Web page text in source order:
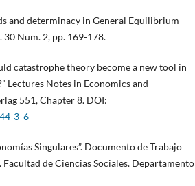
and determinacy in General Equilibrium
30 Num. 2, pp. 169-178.
catastrophe theory become a new tool in
Lectures Notes in Economics and
551, Chapter 8. DOI:
3_6
Singulares”. Documento de Trabajo
de Ciencias Sociales. Departamento